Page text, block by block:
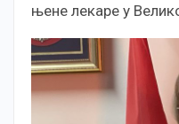
њене лекаре у